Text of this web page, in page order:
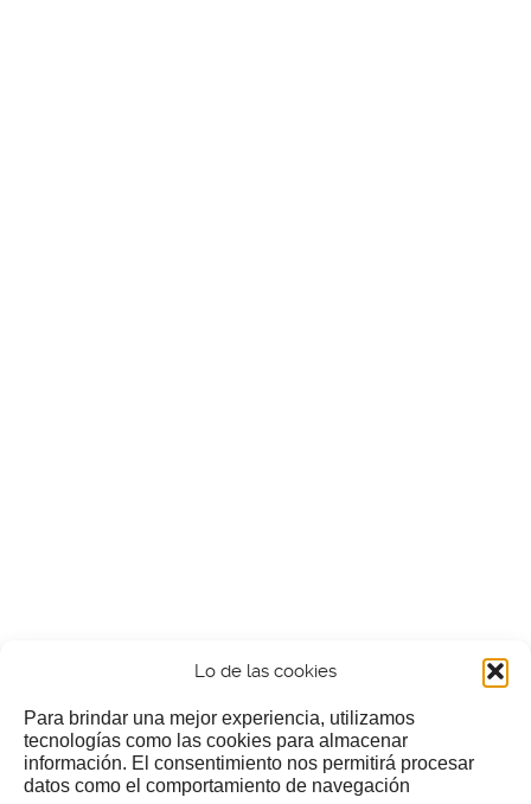
Lo de las cookies
Para brindar una mejor experiencia, utilizamos
tecnologías como las cookies para almacenar
información. El consentimiento nos permitirá procesar
datos como el comportamiento de navegación
¿Nos invitas a un cafecillo?